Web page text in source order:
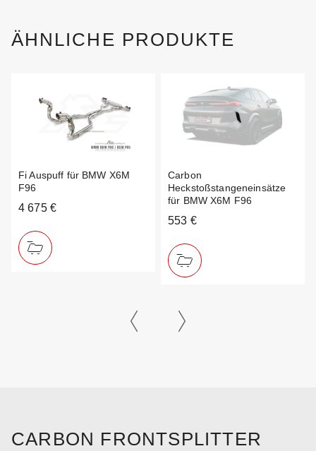
ÄHNLICHE PRODUKTE
Fi Auspuff für BMW X6M
F96
4 675 €
Carbon
Heckstoßstangeneinsätze
für BMW X6M F96
553 €
CARBON FRONTSPLITTER